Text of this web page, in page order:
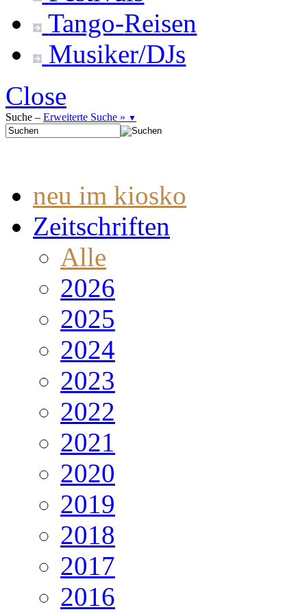
Tango-Reisen
Musiker/DJs
Close
Suche – Erweiterte Suche » ▼
neu im kiosko
Zeitschriften
Alle
2026
2025
2024
2023
2022
2021
2020
2019
2018
2017
2016